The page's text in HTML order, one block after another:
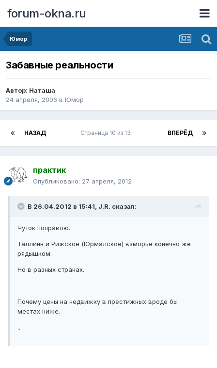
forum-okna.ru
Юмор
Забавные реальности
Автор: Наташа
24 апреля, 2006 в Юмор
НАЗАД ВПЕРЁД
Страница 10 из 13
практик
Опубликовано: 27 апреля, 2012
В 26.04.2012 в 15:41, J.R. сказал:
Чуток поправлю.
Таллинн и Рижское (Юрмалское) взморье конечно же
рядышком.
Но в разных странах.
Почему цены на недвижку в престижных вроде бы
местах ниже.
..